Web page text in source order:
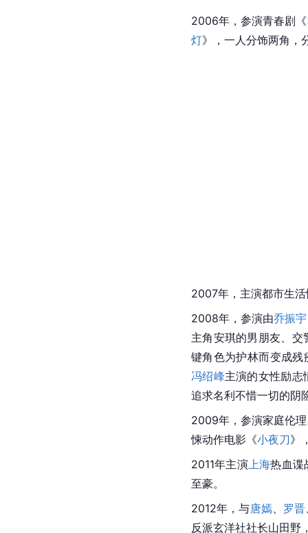
2006年，参演青春剧《
灯》，一人分饰两角，
2007年，主演都市生
2008年，参演由乔振宇
主角安琪的男朋友、交
键角色为护林而变成残
冯绍峰主演的女性励志
追求名利不惜一切的阴
2009年，参演家庭伦
悚动作电影《小夜刀》
2011年主演上海热血谍
至豪。
2012年，与唐嫣、 罗晋
反派玄洋社社长山田野